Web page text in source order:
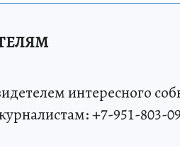
интересного
+7-951-803-